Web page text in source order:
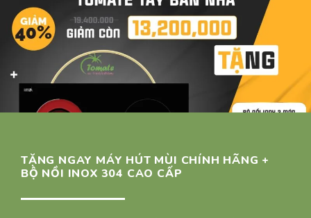
TẶNG NGAY MÁY HÚT MÙI CHÍNH HÃNG +
BỘ NỒI INOX 304 CAO CẤP